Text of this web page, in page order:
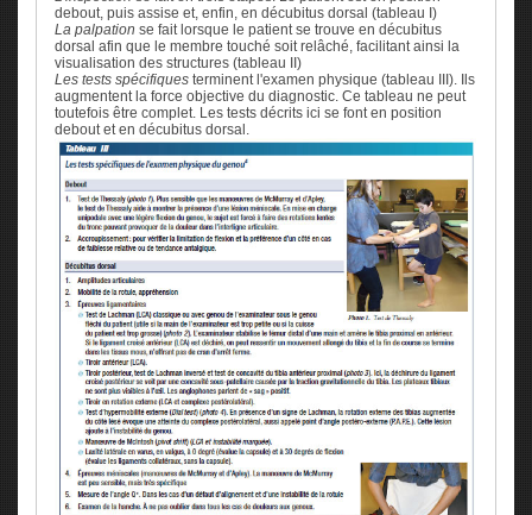
debout, puis assise et, enfin, en décubitus dorsal (tableau I)
La palpation se fait lorsque le patient se trouve en décubitus
dorsal afin que le membre touché soit relâché, facilitant ainsi la
visualisation des structures (tableau II)
Les tests spécifiques terminent l'examen physique (tableau III). Ils
augmentent la force objective du diagnostic. Ce tableau ne peut
toutefois être complet. Les tests décrits ici se font en position
debout et en décubitus dorsal.